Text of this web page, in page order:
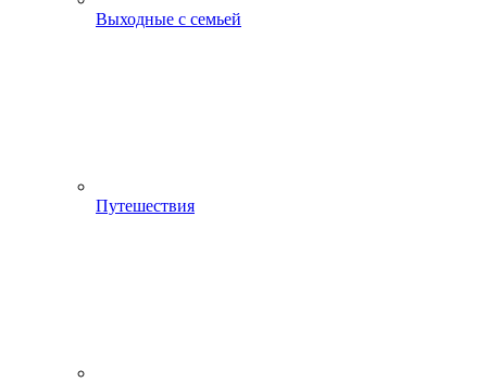
Выходные с семьей
Путешествия